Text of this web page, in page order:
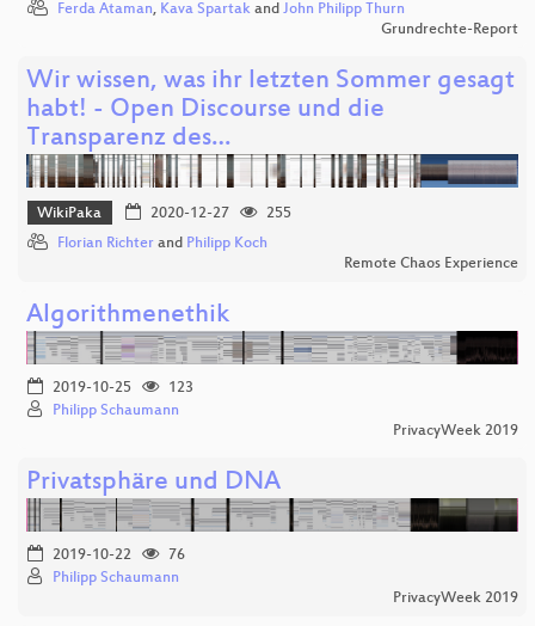
Ferda Ataman, Kava Spartak and John Philipp Thurn
Grundrechte-Report
Wir wissen, was ihr letzten Sommer gesagt
habt! - Open Discourse und die
Transparenz des…
WikiPaka 2020-12-27
255
Florian Richter and Philipp Koch
Remote Chaos Experience
Algorithmenethik
2019-10-25
123
Philipp Schaumann
PrivacyWeek 2019
Privatsphäre und DNA
2019-10-22
76
Philipp Schaumann
PrivacyWeek 2019